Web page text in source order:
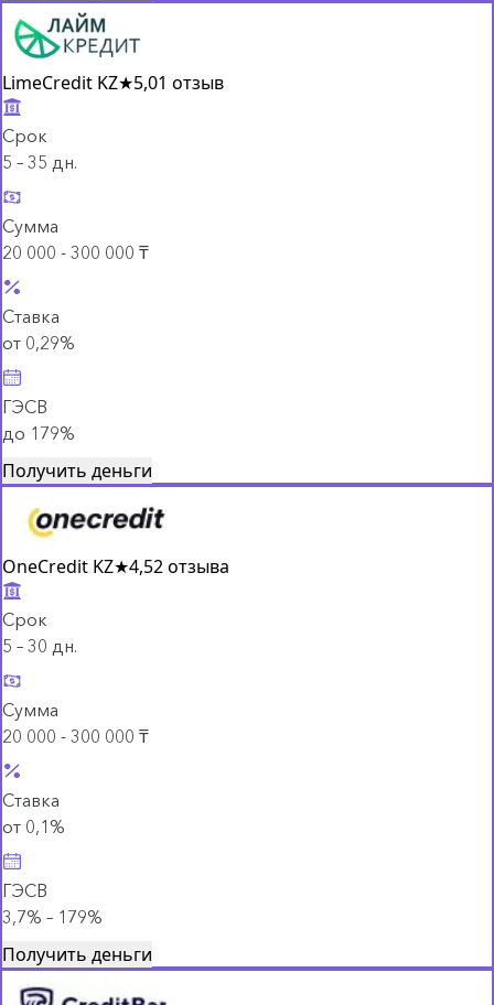
LimeCredit KZ★5,01 отзыв
Срок
5 – 35 дн.
Сумма
20 000 - 300 000 ₸
Ставка
от 0,29%
ГЭСВ
до 179%
Получить деньги
OneCredit KZ★4,52 отзыва
Срок
5 – 30 дн.
Сумма
20 000 - 300 000 ₸
Ставка
от 0,1%
ГЭСВ
3,7% – 179%
Получить деньги